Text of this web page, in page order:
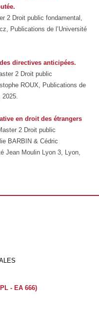
2 Droit public fondamental,
Publications de l’Université
directives anticipées.
2 Droit public
ROUX, Publications de
2025.
en droit des étrangers
2 Droit public
BARBIN & Cédric
Jean Moulin Lyon 3, Lyon,
- EA 666)